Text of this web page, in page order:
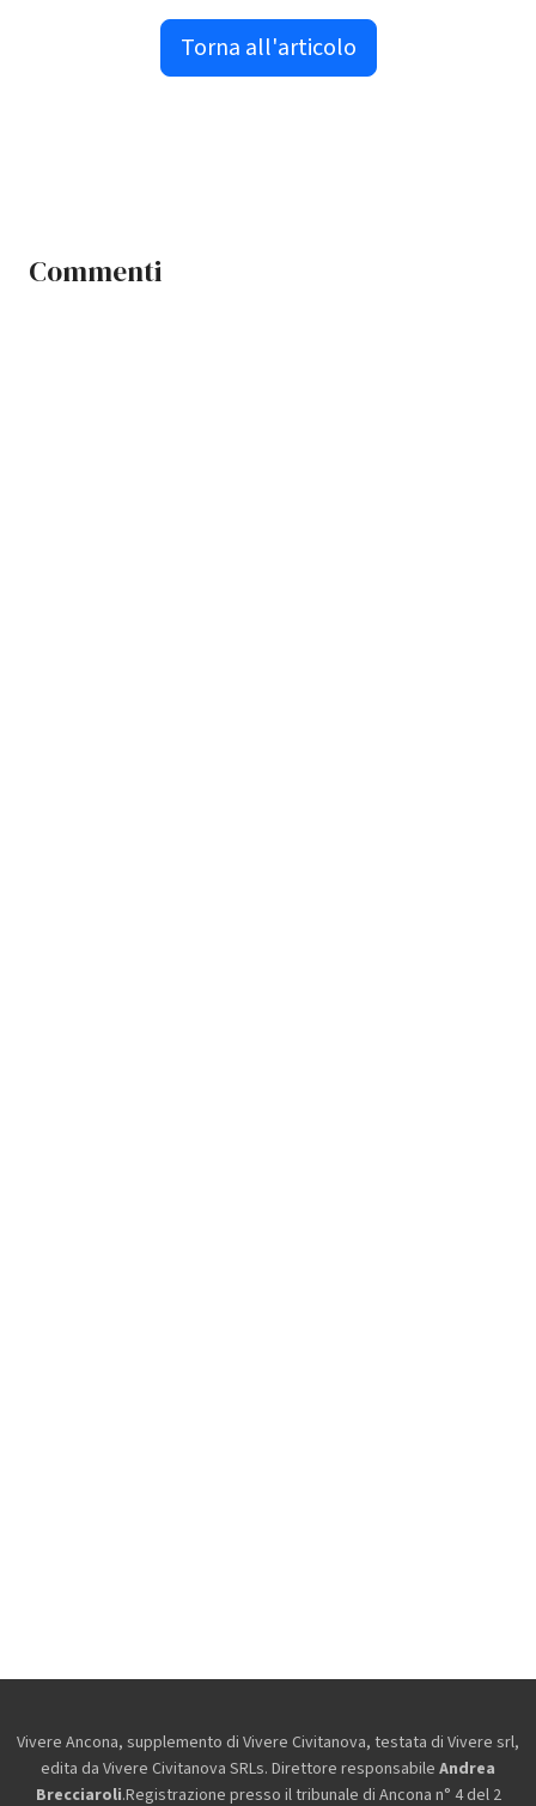
Torna all'articolo
Commenti
Vivere Ancona, supplemento di Vivere Civitanova, testata di Vivere srl,
edita da Vivere Civitanova SRLs. Direttore responsabile Andrea
Brecciaroli.Registrazione presso il tribunale di Ancona n° 4 del 2